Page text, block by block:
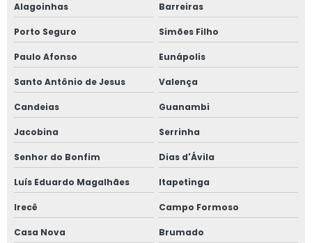
Alagoinhas Barreiras
Porto Seguro Simões Filho
Paulo Afonso Eunápolis
Santo Antônio de Jesus Valença
Candeias Guanambi
Jacobina Serrinha
Senhor do Bonfim Dias d'Ávila
Luís Eduardo Magalhães Itapetinga
Irecê Campo Formoso
Casa Nova Brumado